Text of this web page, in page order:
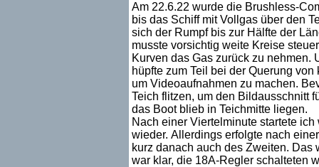
Am 22.6.22 wurde die Brushless-
bis das Schiff mit Vollgas über den
sich der Rumpf bis zur Hälfte der
musste vorsichtig weite Kreise
Kurven das Gas zurück zu
hüpfte zum Teil bei der Querung
um Videoaufnahmen zu machen.
Teich flitzen, um den Bildausschnitt
das Boot blieb in Teichmitte liegen.
Nach einer Viertelminute startete
wieder. Allerdings erfolgte nach
kurz danach auch des Zweiten.
war klar, die 18A-Regler schalteten